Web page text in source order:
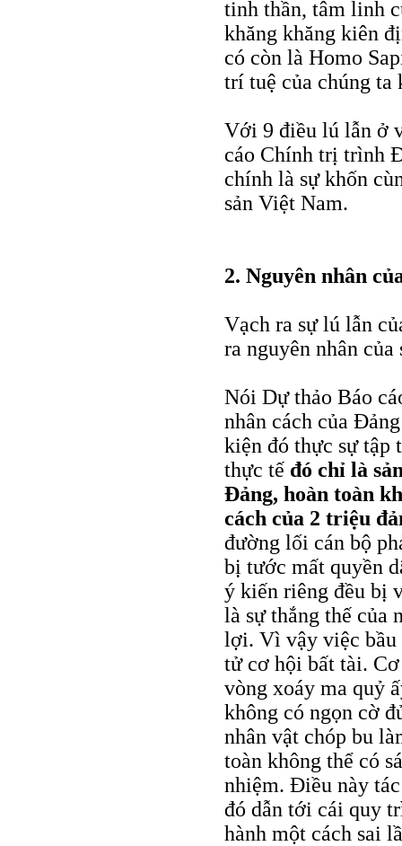
tinh thần, tâm linh
khăng khăng kiên
có còn là Homo
trí tuệ của chúng ta
Với 9 điều lú lẫn ở
cáo Chính trị trình
chính là sự khốn
sản Việt Nam.
2. Nguyên nhân
Vạch ra sự lú lẫn
ra nguyên nhân của
Nói Dự thảo Báo
nhân cách của
kiện đó thực sự tập
thực tế đó chỉ là
Đảng, hoàn toàn
cách của 2 triệu
đường lối cán bộ
bị tước mất quyền
ý kiến riêng đều bị
là sự thắng thế của
lợi. Vì vậy việc bầu
tử cơ hội bất tài.
vòng xoáy ma quỷ
không có ngọn cờ
nhân vật chóp bu
toàn không thể có
nhiệm. Điều này
đó dẫn tới cái quy
hành một cách sai